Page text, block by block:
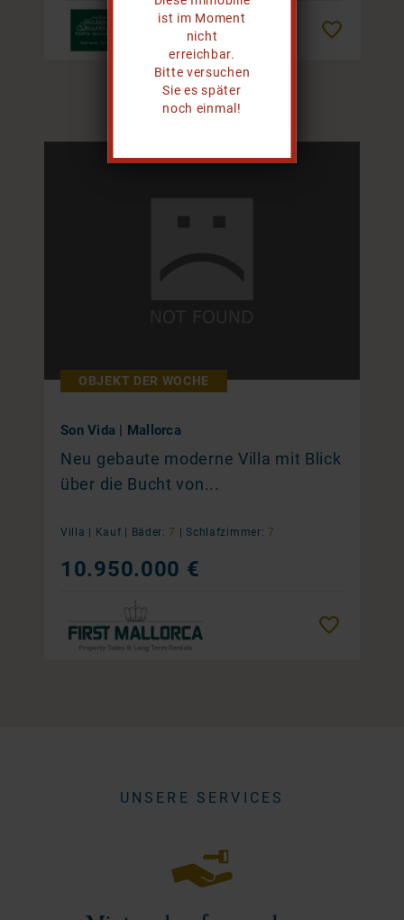
ist im Moment
nicht
erreichbar.
Bitte versuchen
Sie es später
noch einmal!
1 / 20
OBJEKT DER WOCHE
Son Vida | Mallorca
Neu gebaute moderne Villa mit Blick
über die Bucht von...
Villa | Kauf | Bäder: 7 | Schlafzimmer: 7
10.950.000 €
UNSERE SERVICES